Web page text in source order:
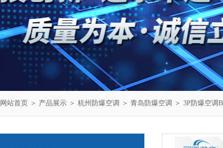
网站首页 ＞ 产品展示 ＞ 杭州防爆空调 ＞ 青岛防爆空调 ＞ 3P防爆空调